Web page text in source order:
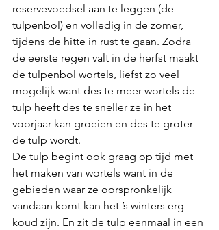
reservevoedsel aan te leggen (de
tulpenbol) en volledig in de zomer,
tijdens de hitte in rust te gaan. Zodra
de eerste regen valt in de herfst maakt
de tulpenbol wortels, liefst zo veel
mogelijk want des te meer wortels de
tulp heeft des te sneller ze in het
voorjaar kan groeien en des te groter
de tulp wordt.
De tulp begint ook graag op tijd met
het maken van wortels want in de
gebieden waar ze oorspronkelijk
vandaan komt kan het ’s winters erg
koud zijn. En zit de tulp eenmaal in een